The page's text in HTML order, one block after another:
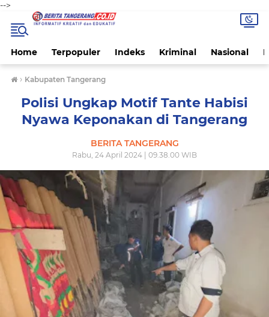
-->
Home Terpopuler Indeks Kriminal Nasional
› Kabupaten Tangerang
Polisi Ungkap Motif Tante Habisi
Nyawa Keponakan di Tangerang
BERITA TANGERANG
Rabu, 24 April 2024 | 09.38.00 WIB